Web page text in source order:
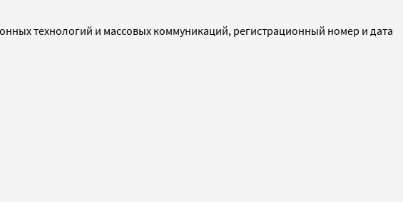
технологий и массовых коммуникаций, регистрационный номер и дата